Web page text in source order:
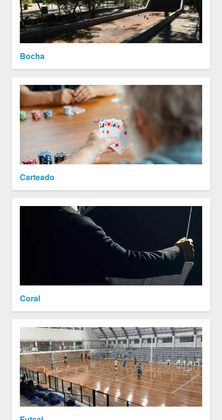
Bocha
Carteado
Coral